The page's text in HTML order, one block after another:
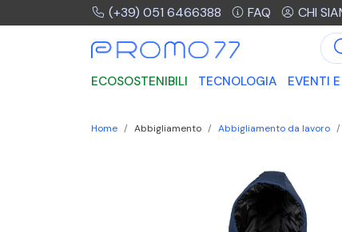
(+39) 051 6466388 FAQ CHI
ECOSOSTENIBILI TECNOLOGIA EVENTI
Home Abbigliamento Abbigliamento da lavoro